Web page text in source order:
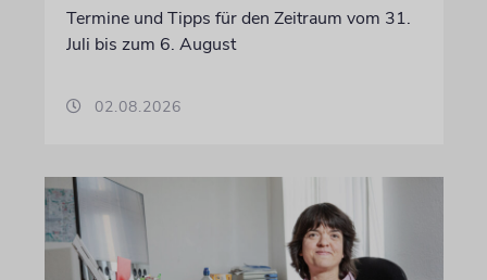
Termine und Tipps für den Zeitraum vom 31.
Juli bis zum 6. August
02.08.2026